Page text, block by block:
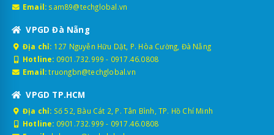
Email: sam89@techglobal.vn
VPGD Đà Nẵng
Địa chỉ: 127 Nguyễn Hữu Dật, P. Hòa Cường, Đà Nẵng
Hotline: 0901.732.999 - 0917.46.0808
Email: truongbn@techglobal.vn
VPGD TP.HCM
Địa chỉ: Số 52, Bàu Cát 2, P. Tân Bình, TP. Hồ Chí Minh
Hotline: 0901.732.999 - 0917.46.0808